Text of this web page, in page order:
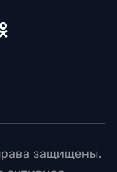
защищены.